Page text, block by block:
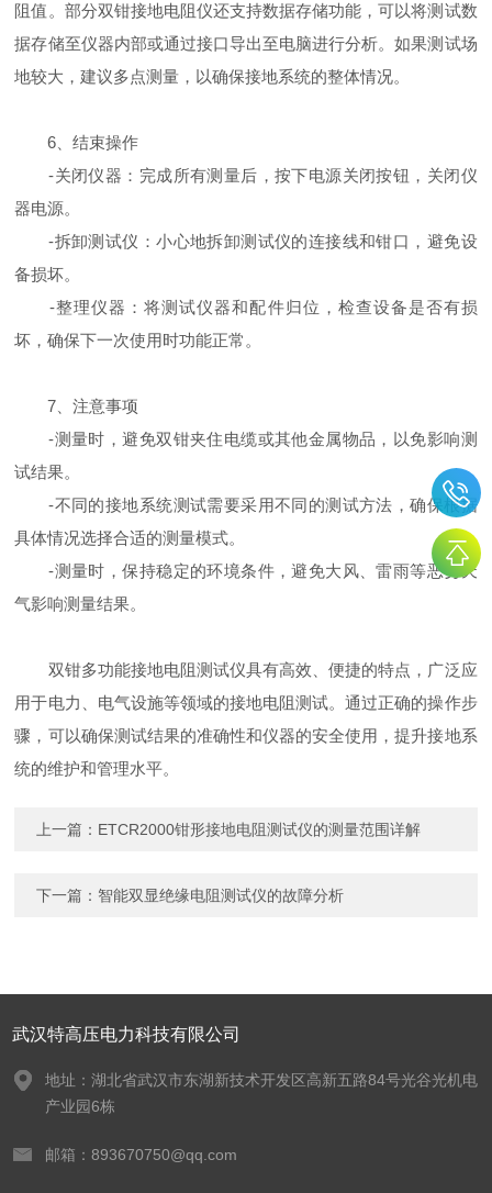
阻值。部分双钳接地电阻仪还支持数据存储功能，可以将测试数
据存储至仪器内部或通过接口导出至电脑进行分析。如果测试场
地较大，建议多点测量，以确保接地系统的整体情况。
6、结束操作
-关闭仪器：完成所有测量后，按下电源关闭按钮，关闭仪
器电源。
-拆卸测试仪：小心地拆卸测试仪的连接线和钳口，避免设
备损坏。
-整理仪器：将测试仪器和配件归位，检查设备是否有损
坏，确保下一次使用时功能正常。
7、注意事项
-测量时，避免双钳夹住电缆或其他金属物品，以免影响测
试结果。
-不同的接地系统测试需要采用不同的测试方法，确保根据
具体情况选择合适的测量模式。
-测量时，保持稳定的环境条件，避免大风、雷雨等恶劣天
气影响测量结果。
双钳多功能接地电阻测试仪具有高效、便捷的特点，广泛应
用于电力、电气设施等领域的接地电阻测试。通过正确的操作步
骤，可以确保测试结果的准确性和仪器的安全使用，提升接地系
统的维护和管理水平。
上一篇： ETCR2000钳形接地电阻测试仪的测量范围详解
下一篇： 智能双显绝缘电阻测试仪的故障分析
武汉特高压电力科技有限公司
地址：湖北省武汉市东湖新技术开发区高新五路84号光谷光机电
产业园6栋
邮箱：893670750@qq.com